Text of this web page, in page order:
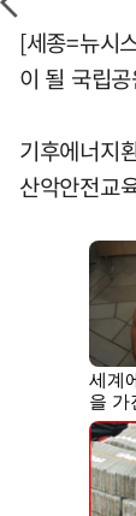
[세종=뉴시
이 될 국립
기후에너지
산악안전교